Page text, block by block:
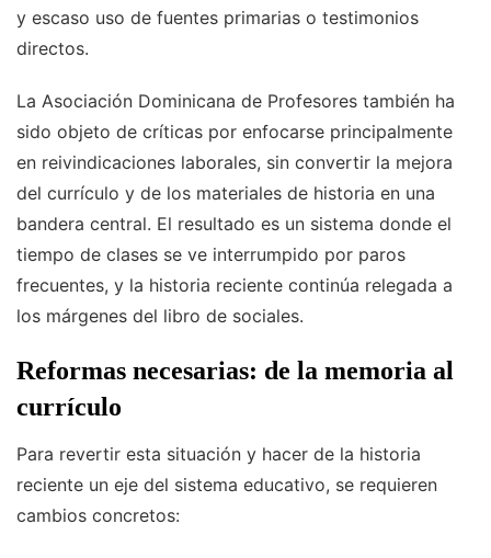
y escaso uso de fuentes primarias o testimonios
directos.
La Asociación Dominicana de Profesores también ha
sido objeto de críticas por enfocarse principalmente
en reivindicaciones laborales, sin convertir la mejora
del currículo y de los materiales de historia en una
bandera central. El resultado es un sistema donde el
tiempo de clases se ve interrumpido por paros
frecuentes, y la historia reciente continúa relegada a
los márgenes del libro de sociales.
Reformas necesarias: de la memoria al
currículo
Para revertir esta situación y hacer de la historia
reciente un eje del sistema educativo, se requieren
cambios concretos: